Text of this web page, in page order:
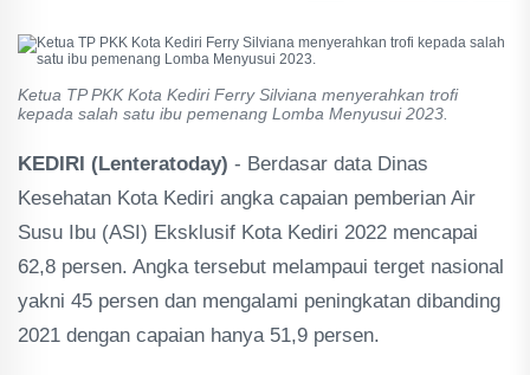
Ketua TP PKK Kota Kediri Ferry Silviana menyerahkan trofi
kepada salah satu ibu pemenang Lomba Menyusui 2023.
KEDIRI (Lenteratoday) - Berdasar data Dinas
Kesehatan Kota Kediri angka capaian pemberian Air
Susu Ibu (ASI) Eksklusif Kota Kediri 2022 mencapai
62,8 persen. Angka tersebut melampaui terget nasional
yakni 45 persen dan mengalami peningkatan dibanding
2021 dengan capaian hanya 51,9 persen.